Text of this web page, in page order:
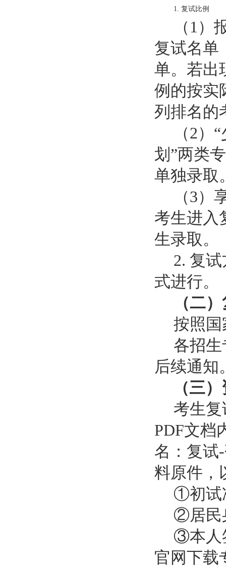
1. 复试比例
（1）
复试名单
单。若出
例的按实
列排名的
（2
划”两类
单独录取
（3
考生进入
生录取。
2. 复
式进行。
（二）
按照
各招
后续通知
（三）
考生
PDF文档
名：复试
料原件，
①初试
②居民
③本人
官网下载